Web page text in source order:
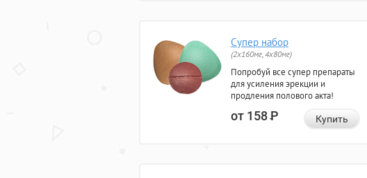
Супер набор
(2х160мг, 4х80мг)
Попробуй все супер препараты
для усиления эрекции и
продления полового акта!
от 158Р Купить